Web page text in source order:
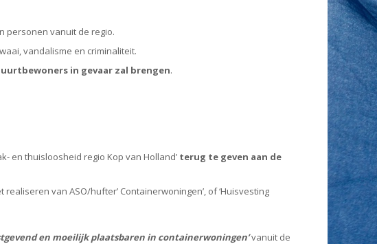
personen vanuit de regio.
vandalisme en criminaliteit.
in gevaar zal brengen.
en thuisloosheid regio Kop van Holland’ terug te geven aan de
realiseren van ASO/hufter’ Containerwoningen’, of ‘Huisvesting
en moeilijk plaatsbaren in containerwoningen’vanuit de